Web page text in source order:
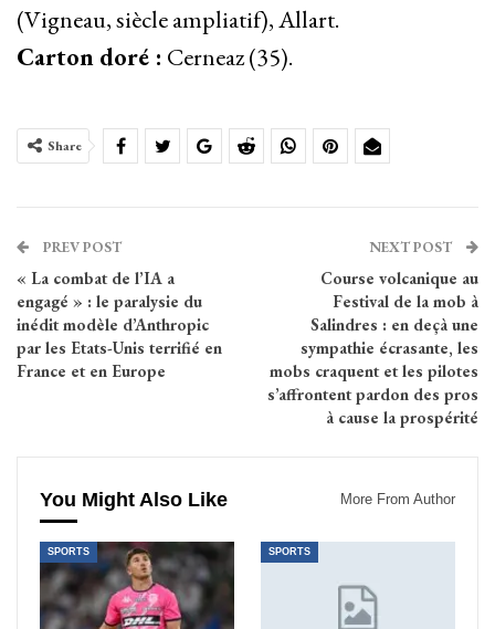
(Vigneau, siècle ampliatif), Allart.
Carton doré : Cerneaz (35).
Share
PREV POST
« La combat de l’IA a
engagé » : le paralysie du
inédit modèle d’Anthropic
par les Etats-Unis terrifié en
France et en Europe
NEXT POST
Course volcanique au
Festival de la mob à
Salindres : en deçà une
sympathie écrasante, les
mobs craquent et les pilotes
s’affrontent pardon des pros
à cause la prospérité
You Might Also Like More From Author
SPORTS SPORTS